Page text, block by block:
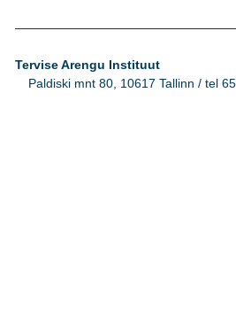
Tervise Arengu Instituut
Paldiski mnt 80, 10617 Tallinn / tel